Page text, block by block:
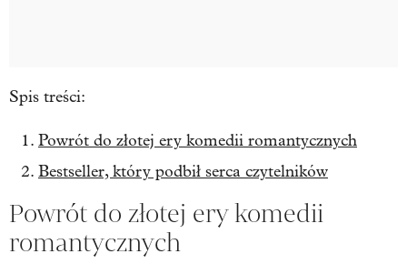
Spis treści:
Powrót do złotej ery komedii romantycznych
Bestseller, który podbił serca czytelników
Powrót do złotej ery komedii
romantycznych